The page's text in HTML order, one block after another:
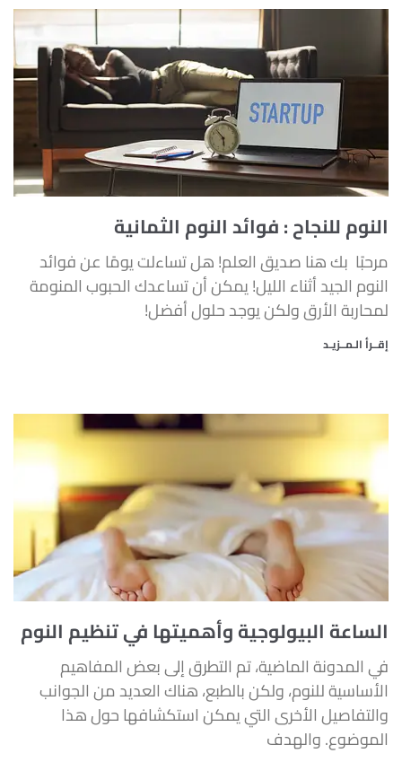
النوم للنجاح : فوائد النوم الثمانية
مرحبًا بك هنا صديق العلم! هل تساءلت يومًا عن فوائد
النوم الجيد أثناء الليل! يمكن أن تساعدك الحبوب المنومة
لمحاربة الأرق ولكن يوجد حلول أفضل!
إقــرأ الـمــزيـد
الساعة البيولوجية وأهميتها في تنظيم النوم
في المدونة الماضية، تم التطرق إلى بعض المفاهيم
الأساسية للنوم، ولكن بالطبع، هناك العديد من الجوانب
والتفاصيل الأخرى التي يمكن استكشافها حول هذا
الموضوع. والهدف